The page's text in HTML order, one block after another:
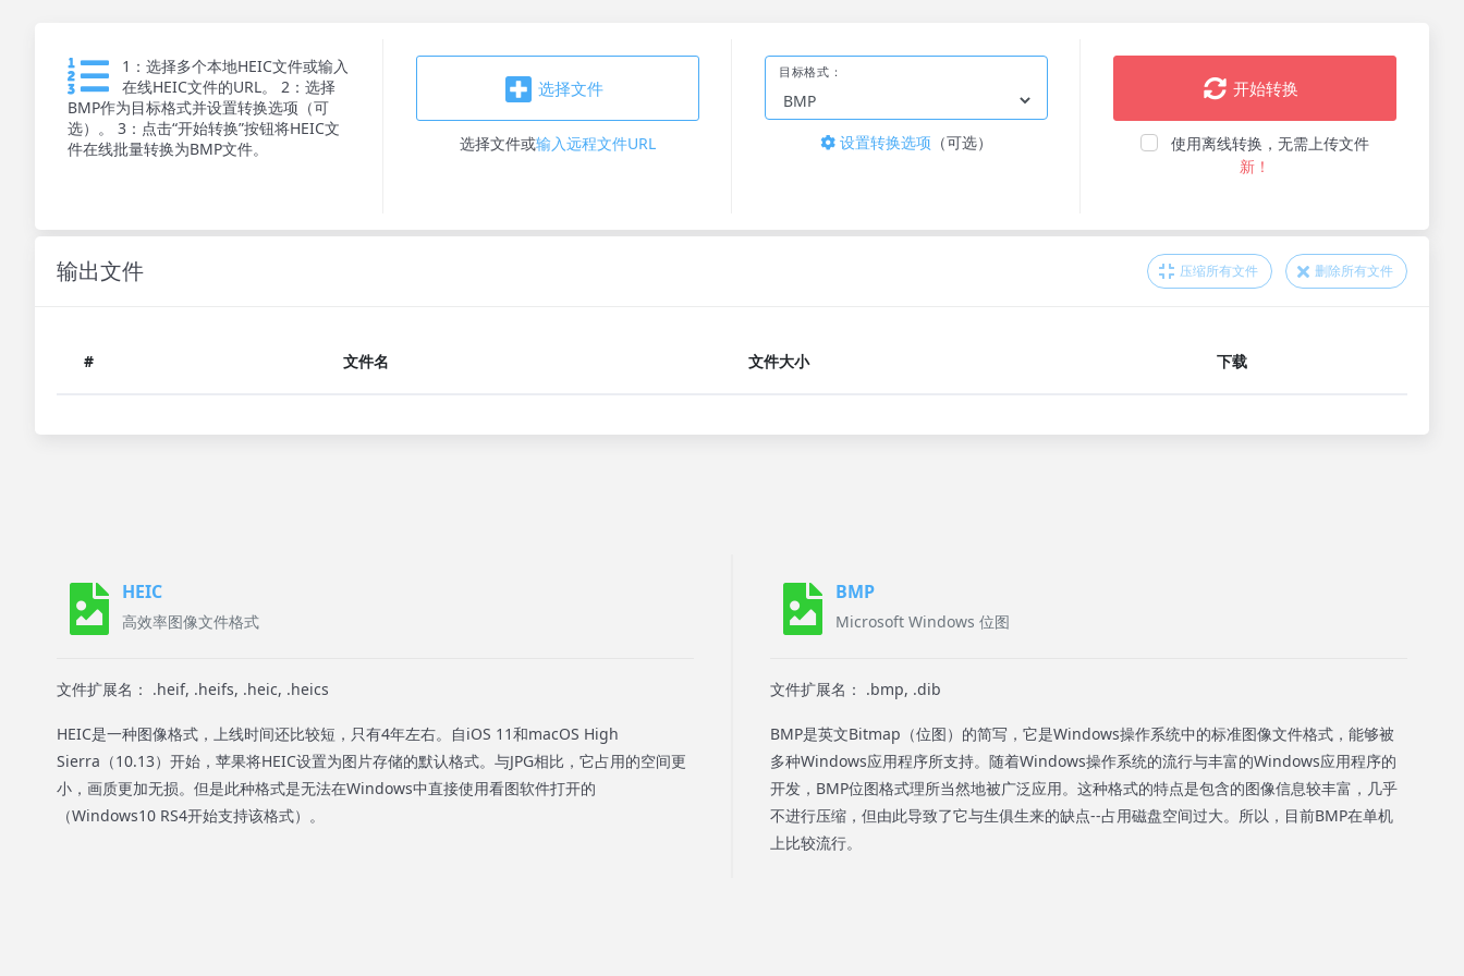
1：选择多个本地HEIC文件或输入
在线HEIC文件的URL。 2：选择
BMP作为目标格式并设置转换选项（可
选）。 3：点击“开始转换”按钮将HEIC文
件在线批量转换为BMP文件。
选择文件
选择文件或输入远程文件URL
目标格式：
设置转换选项 （可选）
开始转换
使用离线转换，无需上传文件
新！
输出文件 压缩所有文件 删除所有文件
# 文件名 文件大小 下载
HEIC
高效率图像文件格式
文件扩展名： .heif, .heifs, .heic, .heics
HEIC是一种图像格式，上线时间还比较短，只有4年左右。自iOS 11和macOS High
Sierra（10.13）开始，苹果将HEIC设置为图片存储的默认格式。与JPG相比，它占用的空间更
小，画质更加无损。但是此种格式是无法在Windows中直接使用看图软件打开的
（Windows10 RS4开始支持该格式）。
BMP
Microsoft Windows 位图
文件扩展名： .bmp, .dib
BMP是英文Bitmap（位图）的简写，它是Windows操作系统中的标准图像文件格式，能够被
多种Windows应用程序所支持。随着Windows操作系统的流行与丰富的Windows应用程序的
开发，BMP位图格式理所当然地被广泛应用。这种格式的特点是包含的图像信息较丰富，几乎
不进行压缩，但由此导致了它与生俱生来的缺点--占用磁盘空间过大。所以，目前BMP在单机
上比较流行。